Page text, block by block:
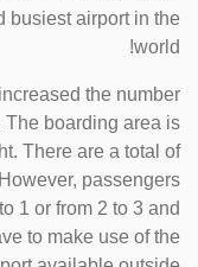
busiest airport in the
world!
increased the number
The boarding area is
There are a total of
However, passengers
to 1 or from 2 to 3 and
to make use of the